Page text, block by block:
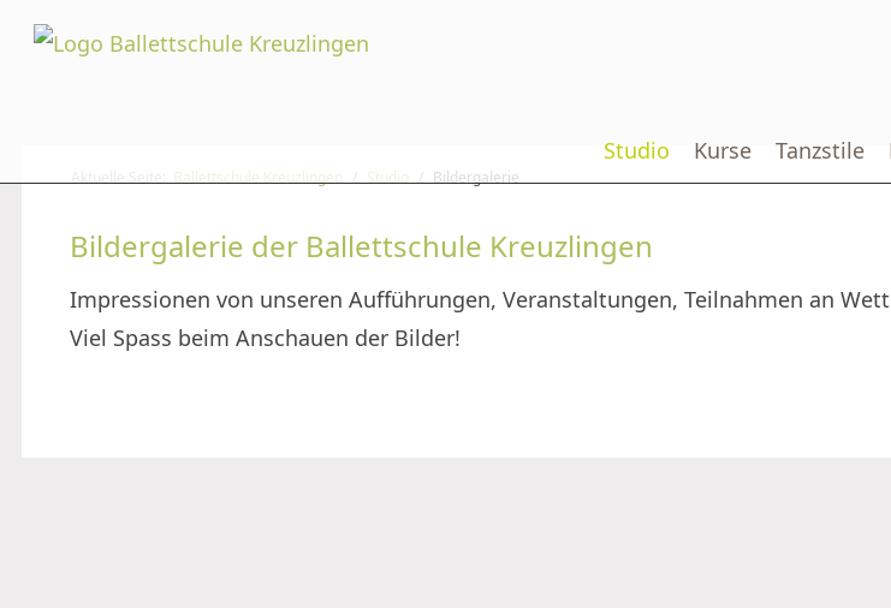
Studio Kurse Tanzstile
Ballettschule Kreuzlingen Studio Bildergalerie
Bildergalerie der Ballettschule Kreuzlingen
Impressionen von unseren Aufführungen, Veranstaltungen, Teilnahmen an
Viel Spass beim Anschauen der Bilder!